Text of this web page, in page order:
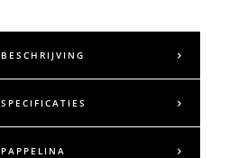
BESCHRIJVING
SPECIFICATIES
PAPPELINA